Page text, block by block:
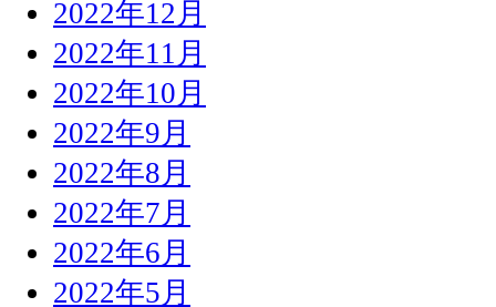
2022年12月
2022年11月
2022年10月
2022年9月
2022年8月
2022年7月
2022年6月
2022年5月